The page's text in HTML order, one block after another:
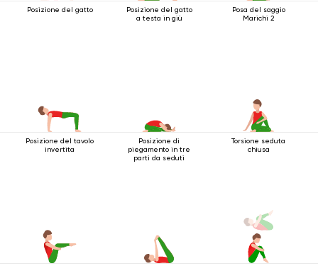
Posizione del gatto
Posizione del gatto
a testa in giù
Posa del saggio
Marichi 2
Posizione del tavolo
invertita
Posizione di
piegamento in tre
parti da seduti
Torsione seduta
chiusa